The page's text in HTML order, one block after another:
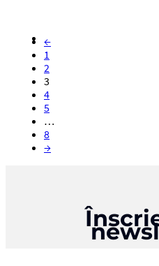
←
1
2
3
4
5
…
8
→